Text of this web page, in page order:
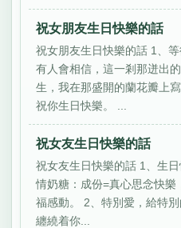
祝女朋友生日快樂的話
祝女朋友生日快樂的話 1、
有人會相信，這一剎那迸出
生，我在那盛開的蘭花瓣上
祝你生日快樂。 ...
祝女友生日快樂的話
祝女友生日快樂的話 1、生
情奶糖：成份=真心思念快
福感動。 2、特別愛，給特
纏繞着你...